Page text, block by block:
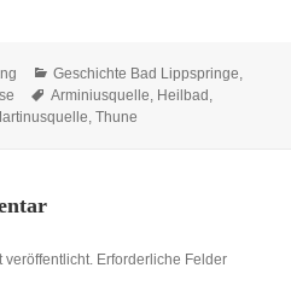
Kategorien
Geschichte Bad Lippspringe,
Schlagwörter
Arminiusquelle, Heilbad ,
,Thune
Erforderliche Felder